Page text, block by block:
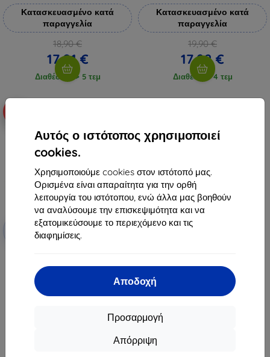
Αυτός ο ιστότοπος χρησιμοποιεί
cookies.
Χρησιμοποιούμε cookies στον ιστότοπό μας.
Ορισμένα είναι απαραίτητα για την ορθή
λειτουργία του ιστότοπου, ενώ άλλα μας βοηθούν
να αναλύσουμε την επισκεψιμότητα και να
εξατομικεύσουμε το περιεχόμενο και τις
διαφημίσεις.
Αποδοχή
Προσαρμογή
Απόρριψη
Κατασκευασμένο κατά
παραγγελία
18,90 €
17,01 €
Διαθέσιμο > 5 τεμ
Κατασκευασμένο κατά
παραγγελία
19,90 €
17,92 €
Διαθέσιμο 4 τεμ
Έκπτωση
με
κουπόνι
EXTRA10
FlexibleGlass Hybrid
προστατευτικό γυαλί για Garmin
Instinct 3 50mm (Amoled, Solar)
Τελευταίο τεμάχιο σε απόθεμα